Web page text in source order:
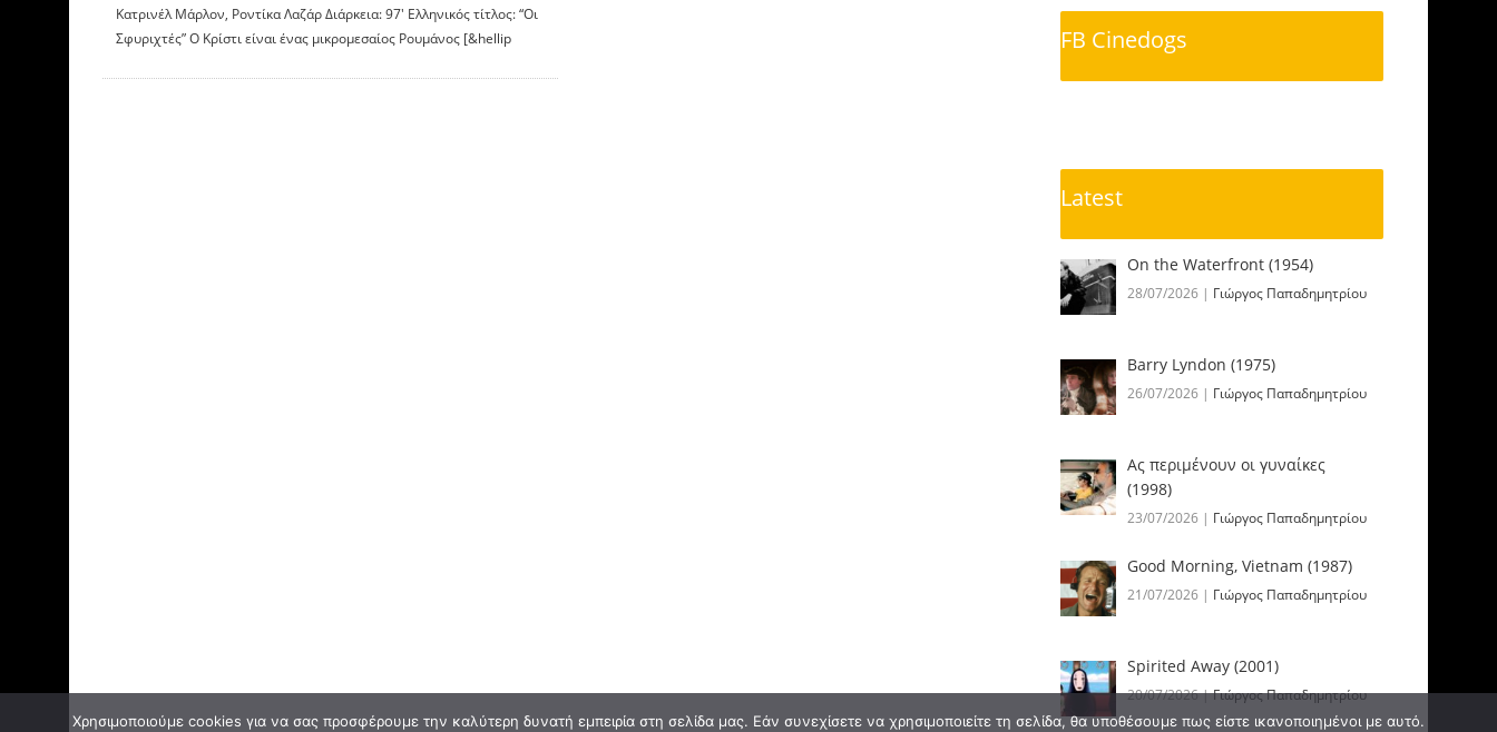
Κατρινέλ Μάρλον, Ροντίκα Λαζάρ Διάρκεια: 97′ Ελληνικός τίτλος: “Οι
Σφυριχτές” Ο Κρίστι είναι ένας μικρομεσαίος Ρουμάνος [&hellip
FB Cinedogs
Latest
On the Waterfront (1954)
28/07/2026 | Γιώργος Παπαδημητρίου
Barry Lyndon (1975)
26/07/2026 | Γιώργος Παπαδημητρίου
Ας περιμένουν οι γυναίκες
(1998)
23/07/2026 | Γιώργος Παπαδημητρίου
Good Morning, Vietnam (1987)
21/07/2026 | Γιώργος Παπαδημητρίου
Spirited Away (2001)
20/07/2026|Γιώργος Παπαδημητρίου
Χρησιμοποιούμε cookies για να σας προσφέρουμε την καλύτερη δυνατή εμπειρία στη σελίδα μας. Εάν συνεχίσετε να χρησιμοποιείτε τη σελίδα, θα υποθέσουμε πως είστε ικανοποιημένοι με αυτό.